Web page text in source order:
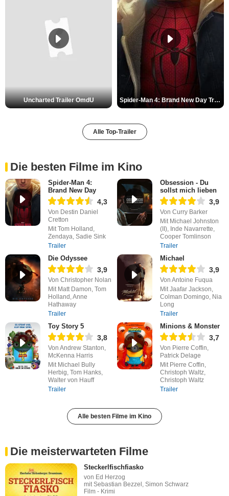
Uncharted Trailer OmdU Spider-Man 4: Brand New Day Trailer (3) DF
Alle Top-Trailer
Die besten Filme im Kino
Spider-Man 4:
Brand New Day
4,3
Von Destin Daniel
Cretton
Mit Tom Holland,
Zendaya, Sadie Sink
Trailer
Obsession - Du
sollst mich lieben
3,9
Von Curry Barker
Mit Michael Johnston
(II), Inde Navarrette,
Cooper Tomlinson
Trailer
Die Odyssee
3,9
Von Christopher Nolan
Mit Matt Damon, Tom
Holland, Anne
Hathaway
Trailer
Michael
3,9
Von Antoine Fuqua
Mit Jaafar Jackson,
Colman Domingo, Nia
Long
Trailer
Toy Story 5
3,8
Von Andrew Stanton,
McKenna Harris
Mit Michael Bully
Herbig, Tom Hanks,
Walter von Hauff
Trailer
Minions & Monster
3,7
Von Pierre Coffin,
Patrick Delage
Mit Pierre Coffin,
Christoph Waltz,
Christoph Waltz
Trailer
Alle besten Filme im Kino
Die meisterwarteten Filme
Steckerlfischfiasko
von Ed Herzog
mit Sebastian Bezzel, Simon Schwarz
Film - Krimi